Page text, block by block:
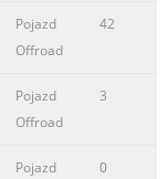
Pojazd
Offroad
42
Pojazd
Offroad
3
Pojazd
0